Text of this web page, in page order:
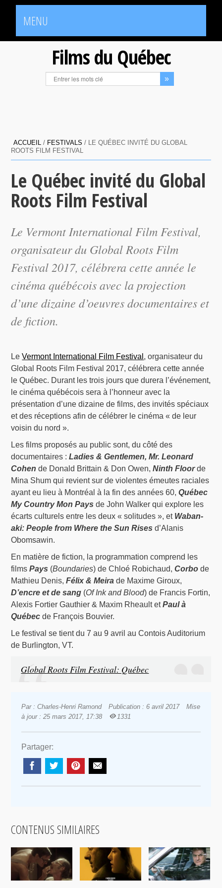
MENU
Films du Québec
ACCUEIL / FESTIVALS / LE QUÉBEC INVITÉ DU GLOBAL
ROOTS FILM FESTIVAL
Le Québec invité du Global
Roots Film Festival
Le Vermont International Film Festival,
organisateur du Global Roots Film
Festival 2017, célébrera cette année le
cinéma québécois avec la projection
d’une dizaine d’oeuvres documentaires et
de fiction.
LeVermont International Film Festival , organisateur du
Global Roots Film Festival 2017, célébrera cette année
le Québec. Durant les trois jours que durera l’événement,
le cinéma québécois sera à l’honneur avec la
présentation d’une dizaine de films, des invités spéciaux
et des réceptions afin de célébrer le cinéma « de leur
voisin du nord ».
Les films proposés au public sont, du côté des
documentaires :Ladies & Gentlemen, Mr. Leonard
Cohen de Donald Brittain & Don Owen,Ninth Floorde
Mina Shum qui revient sur de violentes émeutes raciales
ayant eu lieu à Montréal à la fin des années 60,Québec
My Country Mon Pays de John Walker qui explore les
écarts culturels entre les deux « solitudes », et Waban-
aki: People from Where the Sun Rises d’Alanis
Obomsawin.
En matière de fiction, la programmation comprend les
filmsPays (Boundaries) de Chloé Robichaud,Corbo de
Mathieu Denis,Félix & Meira de Maxime Giroux,
D’encre et de sang (Of Ink and Blood) de Francis Fortin,
Alexis Fortier Gauthier & Maxim Rheault etPaul à
Québec de François Bouvier.
Le festival se tient du 7 au 9 avril au Contois Auditorium
de Burlington, VT.
Global Roots Film Festival: Québec
Par : Charles-Henri Ramond Publication : 6 avril 2017
Mise
à jour : 25 mars 2017, 17:38
1331
Partager:
CONTENUS SIMILAIRES